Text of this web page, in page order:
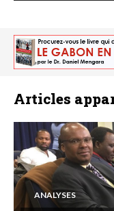
Articles
ANALYSES